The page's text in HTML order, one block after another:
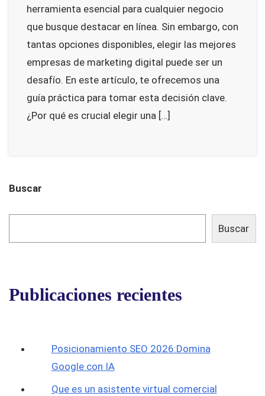
herramienta esencial para cualquier negocio
que busque destacar en línea. Sin embargo, con
tantas opciones disponibles, elegir las mejores
empresas de marketing digital puede ser un
desafío. En este artículo, te ofrecemos una
guía práctica para tomar esta decisión clave.
¿Por qué es crucial elegir una […]
Buscar
Buscar
Publicaciones recientes
Posicionamiento SEO 2026:Domina
Google con IA
Que es un asistente virtual comercial